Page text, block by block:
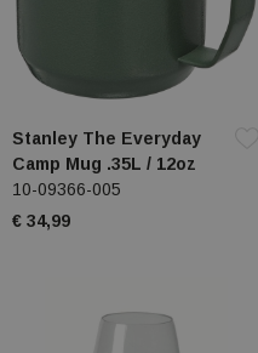
Stanley The Everyday
Camp Mug .35L / 12oz
10-09366-005
€ 34,99